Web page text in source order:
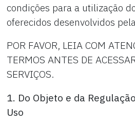
condições para a utilização
oferecidos desenvolvidos
POR FAVOR, LEIA COM
TERMOS ANTES DE
SERVIÇOS.
1. Do Objeto e da
Uso